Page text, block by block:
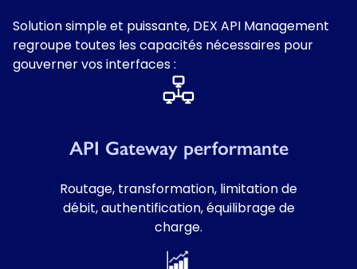
Solution simple et puissante, DEX API Management
regroupe toutes les capacités nécessaires pour
gouverner vos interfaces :
API Gateway performante
Routage, transformation, limitation de
débit, authentification, équilibrage de
charge.